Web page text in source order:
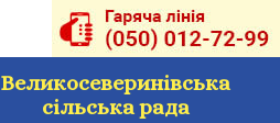
Великосеверинівська
сільська рада